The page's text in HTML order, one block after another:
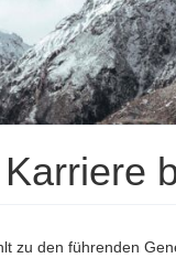
zu den führenden